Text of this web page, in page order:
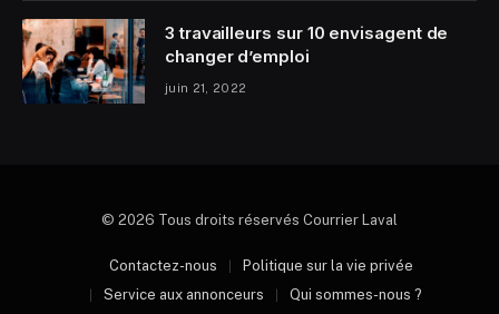
3 travailleurs sur 10 envisagent de
changer d’emploi
juin 21, 2022
© 2026 Tous droits réservés Courrier Laval
Contactez-nous
Politique sur la vie privée
Service aux annonceurs
Qui sommes-nous ?